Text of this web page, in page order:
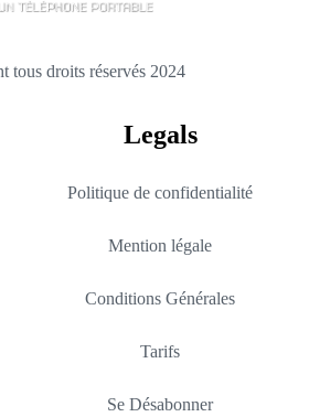
tous droits réservés 2024
Legals
Politique de confidentialité
Mention légale
Conditions Générales
Tarifs
Se Désabonner